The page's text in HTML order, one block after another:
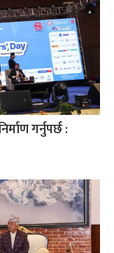
गर्नुपर्छ :